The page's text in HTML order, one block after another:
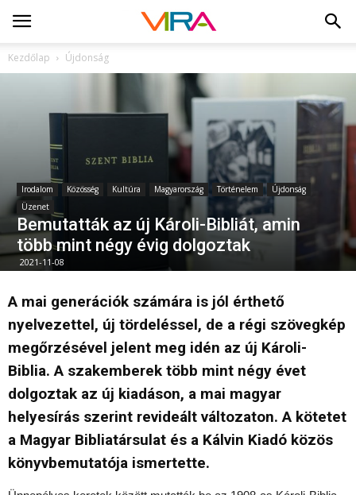
Kezdőlap Újdonság
Irodalom Közösség Kultúra Magyarország Történelem
Újdonság
Üzenet
Bemutatták az új Károli-Bibliát, amin
több mint négy évig dolgoztak
2021-11-08
A mai generációk számára is jól érthető
nyelvezettel, új tördeléssel, de a régi szövegkép
megőrzésével jelent meg idén az új Károli-
Biblia. A szakemberek több mint négy évet
dolgoztak az új kiadáson, a mai magyar
helyesírás szerint revideált változaton. A kötetet
a Magyar Bibliatársulat és a Kálvin Kiadó közös
könyvbemutatója ismertette.